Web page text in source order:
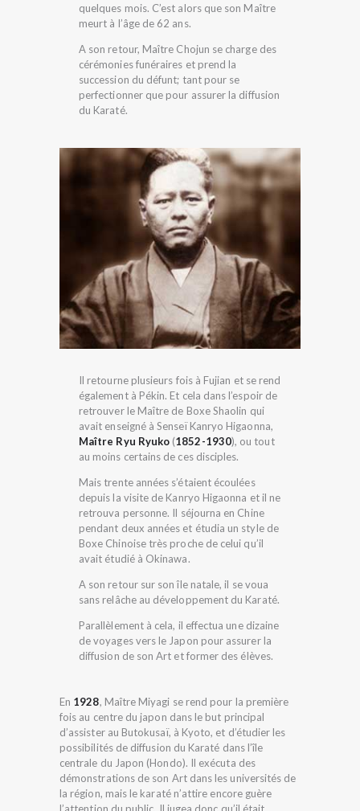
quelques mois. C’est alors que son Maître
meurt à l’âge de 62 ans.
A son retour, Maître Chojun se charge des
cérémonies funéraires et prend la
succession du défunt; tant pour se
perfectionner que pour assurer la diffusion
du Karaté.
Il retourne plusieurs fois à Fujian et se rend
également à Pékin. Et cela dans l’espoir de
retrouver le Maître de Boxe Shaolin qui
avait enseigné à Senseï Kanryo Higaonna,
Maître Ryu Ryuko (1852-1930), ou tout
au moins certains de ces disciples.
Mais trente années s’étaient écoulées
depuis la visite de Kanryo Higaonna et il ne
retrouva personne. Il séjourna en Chine
pendant deux années et étudia un style de
Boxe Chinoise très proche de celui qu’il
avait étudié à Okinawa.
A son retour sur son île natale, il se voua
sans relâche au développement du Karaté.
Parallèlement à cela, il effectua une dizaine
de voyages vers le Japon pour assurer la
diffusion de son Art et former des élèves.
En 1928, Maître Miyagi se rend pour la première
fois au centre du japon dans le but principal
d’assister au Butokusaï, à Kyoto, et d’étudier les
possibilités de diffusion du Karaté dans l’île
centrale du Japon (Hondo). Il exécuta des
démonstrations de son Art dans les universités de
la région, mais le karaté n’attire encore guère